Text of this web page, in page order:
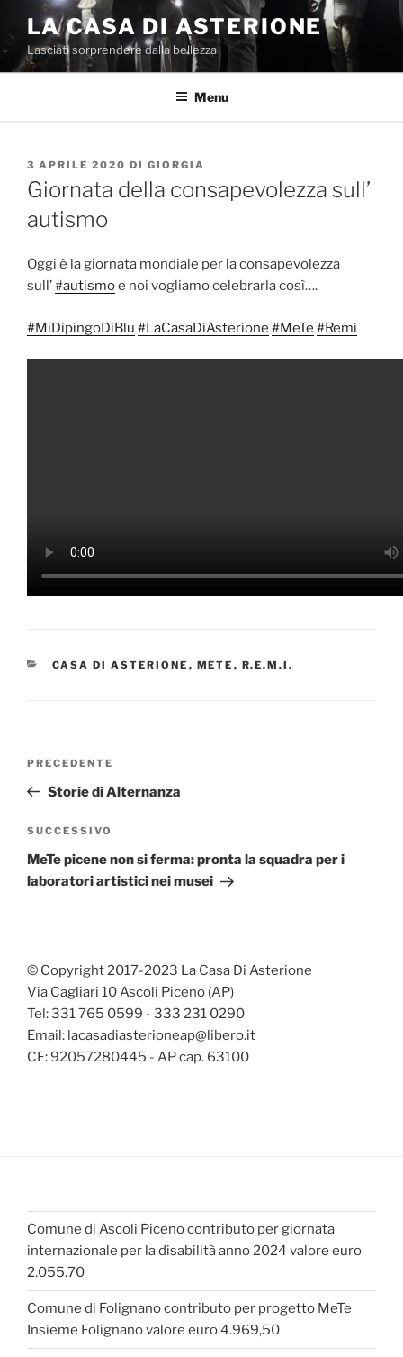
contenuto
LA CASA DI ASTERIONE
Lasciati sorprendere dalla bellezza
Menu
PUBBLICATO
IL
3 APRILE 2020 DI GIORGIA
Giornata della consapevolezza sull’
autismo
Oggi è la giornata mondiale per la consapevolezza
sull’#autismoe noi vogliamo celebrarla così….
#MiDipingoDiBlu #LaCasaDiAsterione #MeTe #Remi
CATEGORIE
CASA DI ASTERIONE , METE , R.E.M.I.
Articolo
precedente:
PRECEDENTE
Storie di Alternanza
Articolo
successivo
SUCCESSIVO
MeTe picene non si ferma: pronta la squadra per i
laboratori artistici nei musei
© Copyright 2017-2023 La Casa Di Asterione
Via Cagliari 10 Ascoli Piceno (AP)
Tel: 331 765 0599 - 333 231 0290
Email: lacasadiasterioneap@libero.it
CF: 92057280445 - AP cap. 63100
Comune di Ascoli Piceno contributo per giornata
internazionale per la disabilità anno 2024 valore euro
2.055.70
Comune di Folignano contributo per progetto MeTe
Insieme Folignano valore euro 4.969,50